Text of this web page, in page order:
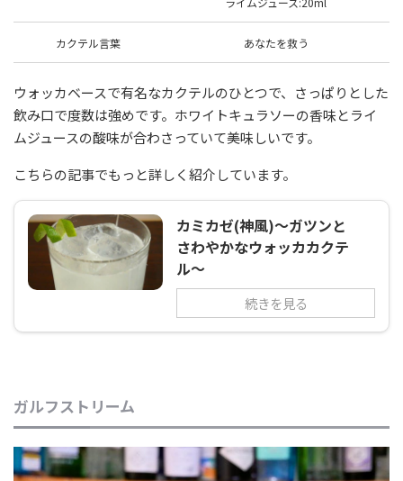
カクテル言葉 あなたを救う
ウォッカベースで有名なカクテルのひとつで、さっぱりとした
飲み口で度数は強めです。ホワイトキュラソーの香味とライ
ムジュースの酸味が合わさっていて美味しいです。
こちらの記事でもっと詳しく紹介しています。
カミカゼ(神風)～ガツンと
さわやかなウォッカカクテ
ル～
続きを見る
ガルフストリーム